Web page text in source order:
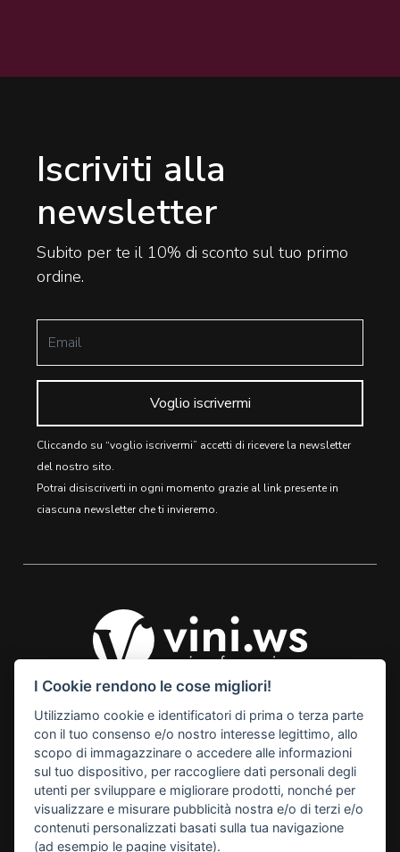
Iscriviti alla
newsletter
Subito per te il 10% di sconto sul tuo primo
ordine.
Voglio iscrivermi
Cliccando su “voglio iscrivermi” accetti di ricevere la newsletter
del nostro sito.
Potrai disiscriverti in ogni momento grazie al link presente in
ciascuna newsletter che ti invieremo.
© 2026 Vini Webstore
Linkness
Via Miranese, 448, 30174
Mestre Venezia Italy
M. info@vini.ws
P.I. 03255760278
I Cookie rendono le cose migliori!
Utilizziamo cookie e identificatori di prima o terza parte
con il tuo consenso e/o nostro interesse legittimo, allo
scopo di immagazzinare o accedere alle informazioni
sul tuo dispositivo, per raccogliere dati personali degli
utenti per sviluppare e migliorare prodotti, nonché per
visualizzare e misurare pubblicità nostra e/o di terzi e/o
contenuti personalizzati basati sulla tua navigazione
(ad esempio le pagine visitate).